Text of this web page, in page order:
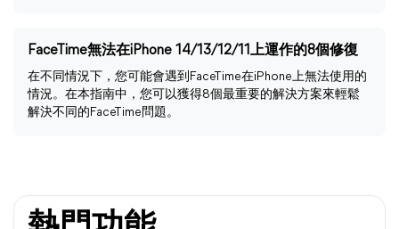
FaceTime無法在iPhone 14/13/12/11上運作的8個修復
在不同情況下，您可能會遇到FaceTime在iPhone上無法使用的
情況。在本指南中，您可以獲得8個最重要的解決方案來輕鬆
解決不同的FaceTime問題。